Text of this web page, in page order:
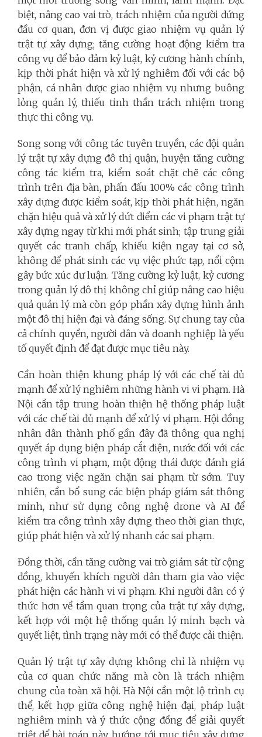
biệt, nâng cao vai trò, trách nhiệm của người đứng
đầu cơ quan, đơn vị được giao nhiệm vụ quản lý
trật tự xây dựng; tăng cường hoạt động kiểm tra
công vụ để bảo đảm kỷ luật, kỷ cương hành chính,
kịp thời phát hiện và xử lý nghiêm đối với các bộ
phận, cá nhân được giao nhiệm vụ nhưng buông
lỏng quản lý, thiếu tinh thần trách nhiệm trong
thực thi công vụ.
Song song với công tác tuyên truyền, các đội quản
lý trật tự xây dựng đô thị quận, huyện tăng cường
công tác kiểm tra, kiểm soát chặt chẽ các công
trình trên địa bàn, phấn đấu 100% các công trình
xây dựng được kiểm soát, kịp thời phát hiện, ngăn
chặn hiệu quả và xử lý dứt điểm các vi phạm trật tự
xây dựng ngay từ khi mới phát sinh; tập trung giải
quyết các tranh chấp, khiếu kiện ngay tại cơ sở,
không để phát sinh các vụ việc phức tạp, nổi cộm
gây bức xúc dư luận. Tăng cường kỷ luật, kỷ cương
trong quản lý đô thị không chỉ giúp nâng cao hiệu
quả quản lý mà còn góp phần xây dựng hình ảnh
một đô thị hiện đại và đáng sống. Sự chung tay của
cả chính quyền, người dân và doanh nghiệp là yếu
tố quyết định để đạt được mục tiêu này.
Cần hoàn thiện khung pháp lý với các chế tài đủ
mạnh để xử lý nghiêm những hành vi vi phạm. Hà
Nội cần tập trung hoàn thiện hệ thống pháp luật
với các chế tài đủ mạnh để xử lý vi phạm. Hội đồng
nhân dân thành phố gần đây đã thông qua nghị
quyết áp dụng biện pháp cắt điện, nước đối với các
công trình vi phạm, một động thái được đánh giá
cao trong việc ngăn chặn sai phạm từ sớm. Tuy
nhiên, cần bổ sung các biện pháp giám sát thông
minh, như sử dụng công nghệ drone và AI để
kiểm tra công trình xây dựng theo thời gian thực,
giúp phát hiện và xử lý nhanh các sai phạm.
Đồng thời, cần tăng cường vai trò giám sát từ cộng
đồng, khuyến khích người dân tham gia vào việc
phát hiện các hành vi vi phạm. Khi người dân có ý
thức hơn về tầm quan trọng của trật tự xây dựng,
kết hợp với một hệ thống quản lý minh bạch và
quyết liệt, tình trạng này mới có thể được cải thiện.
Quản lý trật tự xây dựng không chỉ là nhiệm vụ
của cơ quan chức năng mà còn là trách nhiệm
chung của toàn xã hội. Hà Nội cần một lộ trình cụ
thể, kết hợp giữa công nghệ hiện đại, pháp luật
nghiêm minh và ý thức cộng đồng để giải quyết
triệt để bài toán này, hướng tới mục tiêu xây dựng